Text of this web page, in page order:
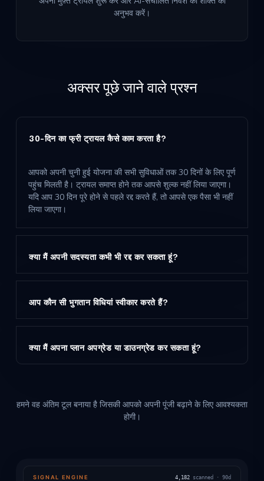
अनुभव करें।
अक्सर पूछे जाने वाले प्रश्न
30-दिन का फ्री ट्रायल कैसे काम करता है?
आपको अपनी चुनी हुई योजना की सभी सुविधाओं तक 30 दिनों के लिए पूर्ण
पहुंच मिलती है। ट्रायल समाप्त होने तक आपसे शुल्क नहीं लिया जाएगा।
यदि आप 30 दिन पूरे होने से पहले रद्द करते हैं, तो आपसे एक पैसा भी नहीं
लिया जाएगा।
क्या मैं अपनी सदस्यता कभी भी रद्द कर सकता हूं?
आप कौन सी भुगतान विधियां स्वीकार करते हैं?
क्या मैं अपना प्लान अपग्रेड या डाउनग्रेड कर सकता हूं?
हमने वह अंतिम टूल बनाया है जिसकी आपको अपनी पूंजी बढ़ाने के लिए आवश्यकता
होगी।
SIGNAL ENGINE 4,182 scanned · 90d